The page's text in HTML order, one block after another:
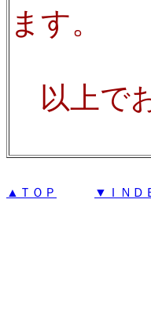
ます。
以上で
▲ＴＯＰ ▼ＩＮＤ